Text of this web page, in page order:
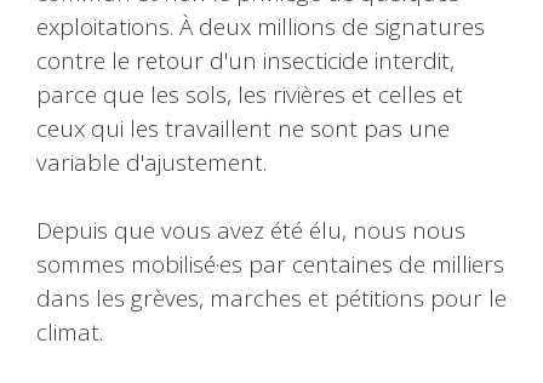
Depuis que vous avez été élu, nous nous
sommes mobilisé·es par centaines de milliers
dans les grèves, marches et pétitions pour le
climat.